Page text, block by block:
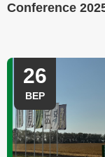
Conference
26
ВЕР